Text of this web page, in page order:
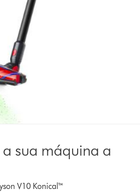
sua máquina a
V10 Konical™